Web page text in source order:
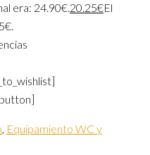
era: 24.90€.20.25€El
, Equipamiento WC y